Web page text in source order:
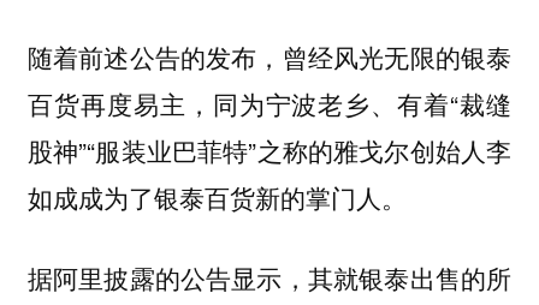
随着前述公告的发布，曾经风光无限的银泰
百货再度易主，同为宁波老乡、有着“裁缝
股神”“服装业巴菲特”之称的雅戈尔创始人李
如成成为了银泰百货新的掌门人。
据阿里披露的公告显示，其就银泰出售的所